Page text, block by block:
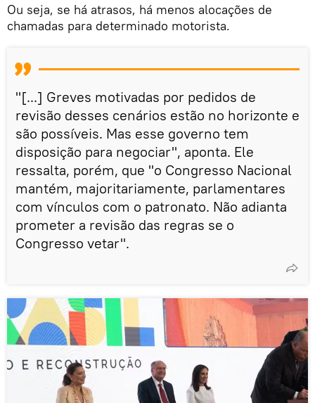
Ou seja, se há atrasos, há menos alocações de
chamadas para determinado motorista.
"[...] Greves motivadas por pedidos de
revisão desses cenários estão no horizonte e
são possíveis. Mas esse governo tem
disposição para negociar", aponta. Ele
ressalta, porém, que "o Congresso Nacional
mantém, majoritariamente, parlamentares
com vínculos com o patronato. Não adianta
prometer a revisão das regras se o
Congresso vetar".